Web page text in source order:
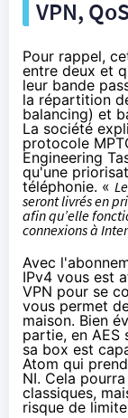
VPN,
Pour rappel,
entre deux et
leur bande
la répartition
balancing) et
La société
protocole
Engineering
qu'une
téléphonie. «
seront livrés en
afin qu’elle
connexions à
Avec
IPv4 vous est
VPN pour se
vous permet
maison. Bien
partie, en AES
sa box est
Atom qui
NI. Cela
classiques,
risque de